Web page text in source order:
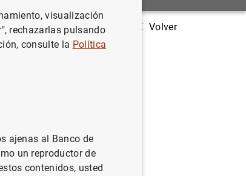
de la evaluación de los sistemas de liquidación de
Volver
visualización
rechazarlas pulsando
consulte la Política
ajenas al Banco de
un reproductor de
contenidos, usted